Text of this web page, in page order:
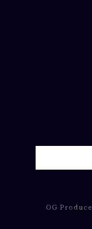
ה־OG Produce Fury II היא מכונת קעקועים אלחוטית מתקדמת המיועדת לאמנים מקצועיים המחפשים שילוב של כוח, דיוק ונוחות עבודה לאורך שעות. המכונה מצוידת במנוע איכותי של OG Produce